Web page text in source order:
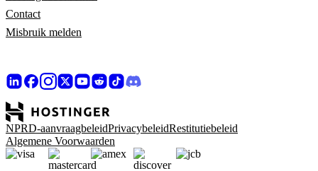
Contact
Misbruik melden
NPRD-aanvraagbeleidPrivacybeleidRestitutiebeleid
Algemene Voorwaarden